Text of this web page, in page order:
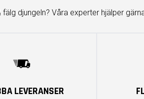
fälg djungeln? Våra experter hjälper
LEVERANSER